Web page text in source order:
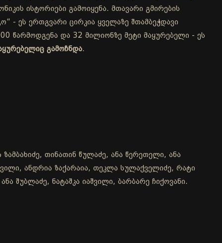
ისტორიები გამოიყენა. მთავარი გმირების
- ეს ერთგვარი ცირკია ყველაზე შთამბეჭდავი
წარმოდგენა და 32 მილიონზე მეტი მაყურებელი - ეს
გამოჩნდა.
თინათინ წულაძე, ანა წერეთელი, ანა
ანდრია ზაქარაია, თეკლა სულაქველიძე, რატი
შუბლაძე, ნატაშკა იაშვილი, ბარბარე ჩიქოვანი.